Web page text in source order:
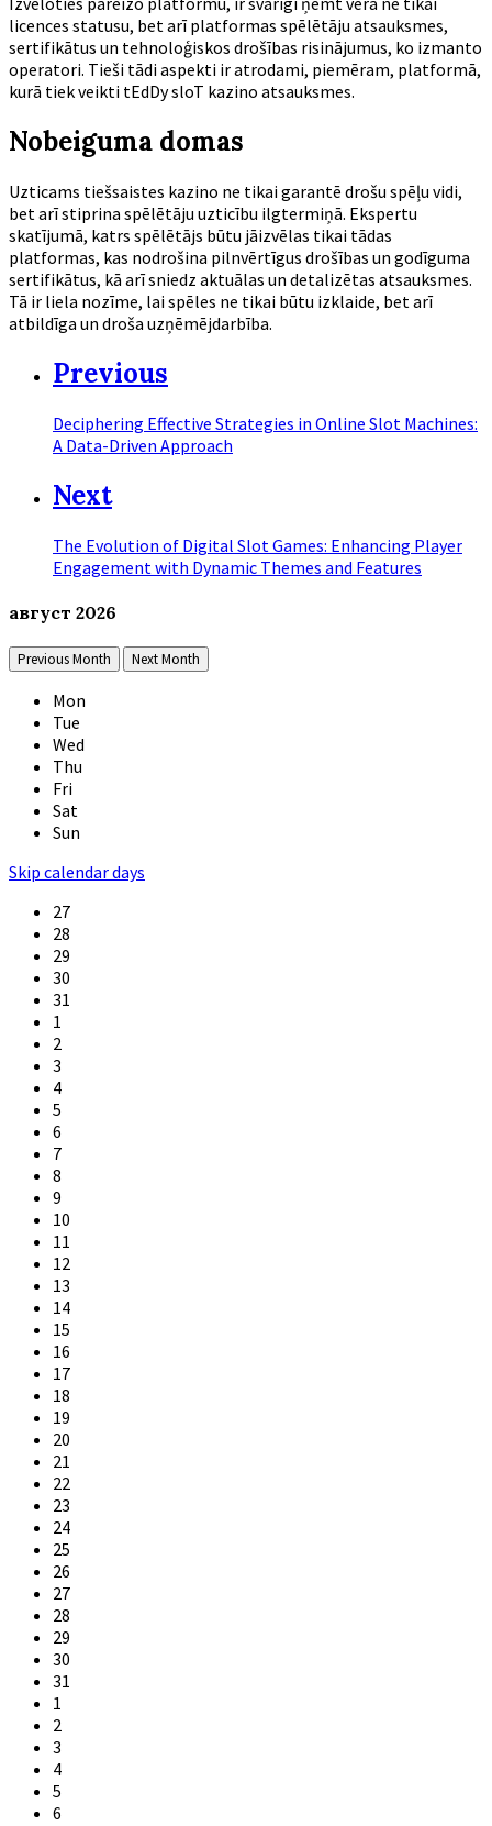
licences statusu, bet arī platformas spēlētāju atsauksmes,
sertifikātus un tehnoloģiskos drošības risinājumus, ko izmanto
operatori. Tieši tādi aspekti ir atrodami, piemēram, platformā,
kurā tiek veikti tEdDy sloT kazino atsauksmes.
Nobeiguma domas
Uzticams tiešsaistes kazino ne tikai garantē drošu spēļu vidi,
bet arī stiprina spēlētāju uzticību ilgtermiņā. Ekspertu
skatījumā, katrs spēlētājs būtu jāizvēlas tikai tādas
platformas, kas nodrošina pilnvērtīgus drošības un godīguma
sertifikātus, kā arī sniedz aktuālas un detalizētas atsauksmes.
Tā ir liela nozīme, lai spēles ne tikai būtu izklaide, bet arī
atbildīga un droša uzņēmējdarbība.
Previous
Deciphering Effective Strategies in Online Slot Machines:
A Data-Driven Approach
Next
The Evolution of Digital Slot Games: Enhancing Player
Engagement with Dynamic Themes and Features
август 2026
Previous Month Next Month
Mon
Tue
Wed
Thu
Fri
Sat
Sun
Skip calendar days
27
28
29
30
31
1
2
3
4
5
6
7
8
9
10
11
12
13
14
15
16
17
18
19
20
21
22
23
24
25
26
27
28
29
30
31
1
2
3
4
5
6